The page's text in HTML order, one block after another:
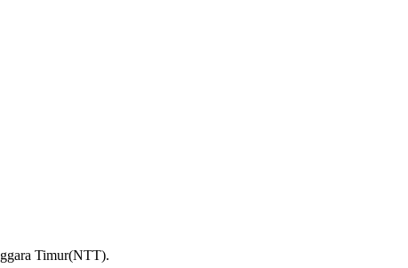
Timur(NTT).